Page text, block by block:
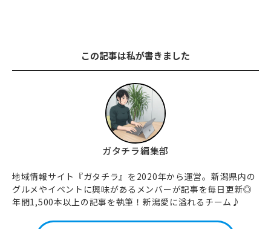
この記事は私が書きました
ガタチラ編集部
地域情報サイト『ガタチラ』を2020年から運営。新潟県内の
グルメやイベントに興味があるメンバーが記事を毎日更新◎
年間1,500本以上の記事を執筆！新潟愛に溢れるチーム♪